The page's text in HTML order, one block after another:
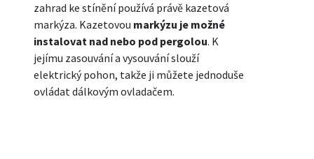
zahrad ke stínění používá právě kazetová
markýza. Kazetovou markýzu je možné
instalovat nad nebo pod pergolou. K
jejímu zasouvání a vysouvání slouží
elektrický pohon, takže ji můžete jednoduše
ovládat dálkovým ovladačem.